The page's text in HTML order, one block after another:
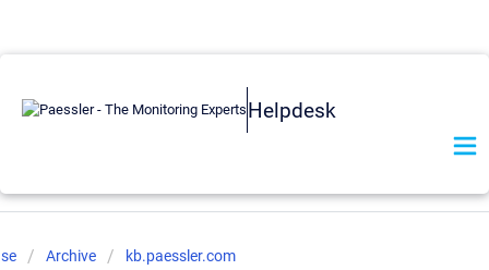
Helpdesk
Archive kb.paessler.com